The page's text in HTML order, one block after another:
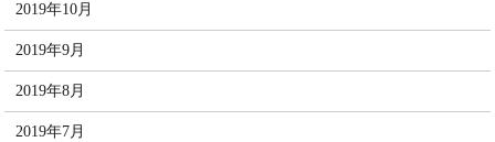
2019年10月
2019年9月
2019年8月
2019年7月